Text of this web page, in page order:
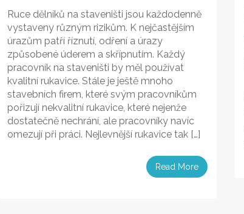
Ruce dělníků na staveništi jsou každodenně
vystaveny různým rizikům. K nejčastějším
úrazům patří říznutí, odření a úrazy
způsobené úderem a skřípnutím. Každý
pracovník na staveništi by měl používat
kvalitní rukavice. Stále je ještě mnoho
stavebních firem, které svým pracovníkům
pořizují nekvalitní rukavice, které nejenže
dostatečně nechrání, ale pracovníky navíc
omezují při práci. Nejlevnější rukavice tak […]
Read More